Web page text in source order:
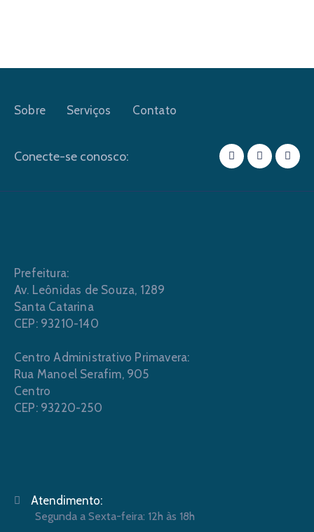
Sobre Serviços Contato
Conecte-se conosco:
Prefeitura:
Av. Leônidas de Souza, 1289
Santa Catarina
CEP: 93210-140
Centro Administrativo Primavera:
Rua Manoel Serafim, 905
Centro
CEP: 93220-250
Atendimento:
Segunda a Sexta-feira: 12h às 18h